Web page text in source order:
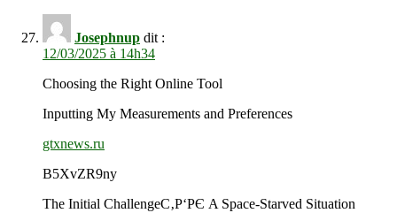
Josephnup dit :
12/03/2025 à 14h34
Choosing the Right Online Tool
Inputting My Measurements and Preferences
gtxnews.ru
B5XvZR9ny
The Initial ChallengeС‚Р‘РЄ A Space-Starved Situation